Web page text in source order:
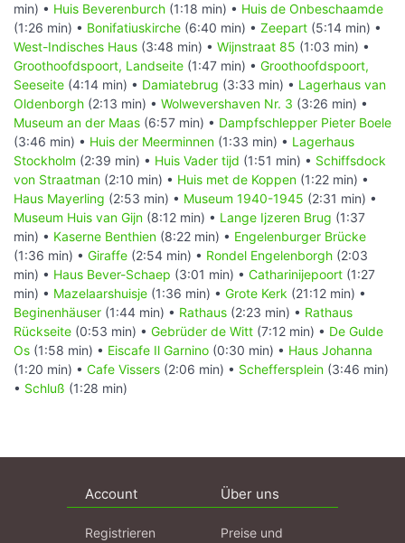
min) • Huis Beverenburch (1:18 min) • Huis de Onbeschaamde
(1:26 min) • Bonifatiuskirche (6:40 min) • Zeepart (5:14 min) •
West-Indisches Haus (3:48 min) • Wijnstraat 85 (1:03 min) •
Groothoofdspoort, Landseite (1:47 min) • Groothoofdspoort,
Seeseite (4:14 min) • Damiatebrug (3:33 min) • Lagerhaus van
Oldenborgh (2:13 min) • Wolwevershaven Nr. 3 (3:26 min) •
Museum an der Maas (6:57 min) • Dampfschlepper Pieter Boele
(3:46 min) • Huis der Meerminnen (1:33 min) • Lagerhaus
Stockholm (2:39 min) • Huis Vader tijd (1:51 min) • Schiffsdock
von Straatman (2:10 min) • Huis met de Koppen (1:22 min) •
Haus Mayerling (2:53 min) • Museum 1940-1945 (2:31 min) •
Museum Huis van Gijn (8:12 min) • Lange Ijzeren Brug (1:37
min) • Kaserne Benthien (8:22 min) • Engelenburger Brücke
(1:36 min) • Giraffe (2:54 min) • Rondel Engelenborgh (2:03
min) • Haus Bever-Schaep (3:01 min) • Catharinijepoort (1:27
min) • Mazelaarshuisje (1:36 min) • Grote Kerk (21:12 min) •
Beginenhäuser (1:44 min) • Rathaus (2:23 min) • Rathaus
Rückseite (0:53 min) • Gebrüder de Witt (7:12 min) • De Gulde
Os (1:58 min) • Eiscafe Il Garnino (0:30 min) • Haus Johanna
(1:20 min) • Cafe Vissers (2:06 min) • Scheffersplein (3:46 min)
• Schluß (1:28 min)
Account
Registrieren
Über uns
Preise und